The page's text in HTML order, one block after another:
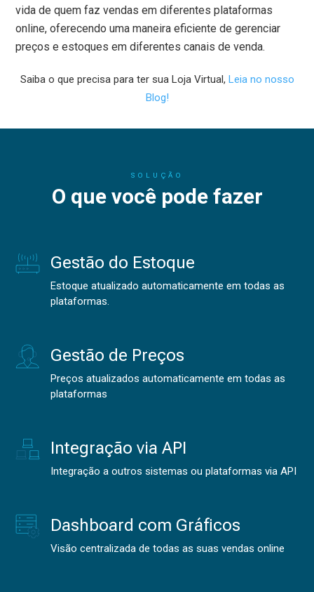
vida de quem faz vendas em diferentes plataformas
online, oferecendo uma maneira eficiente de gerenciar
preços e estoques em diferentes canais de venda.
Saiba o que precisa para ter sua Loja Virtual, Leia no nosso
Blog!
SOLUÇÃO
O que você pode fazer
Gestão do Estoque
Estoque atualizado automaticamente em todas as
plataformas.
Gestão de Preços
Preços atualizados automaticamente em todas as
plataformas
Integração via API
Integração a outros sistemas ou plataformas via API
Dashboard com Gráficos
Visão centralizada de todas as suas vendas online